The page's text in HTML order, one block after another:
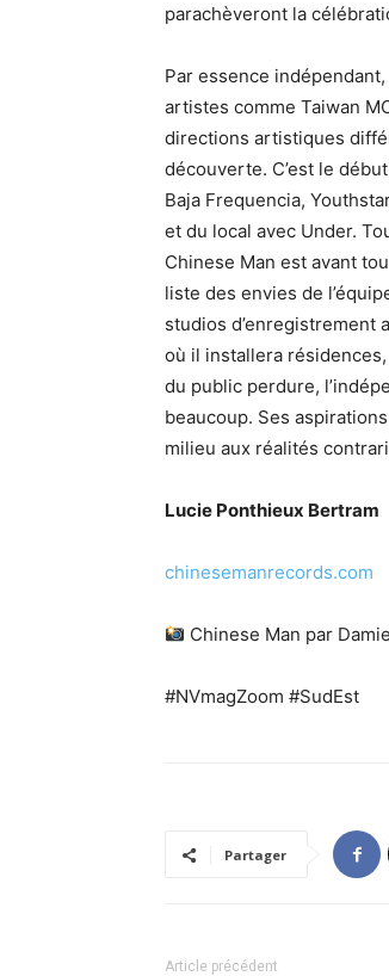
parachèveront la
Par essence
artistes comme Taiwan
directions artistiques
découverte. C’est le
Baja Frequencia,
et du local avec Under.
Chinese Man est avant
liste des envies de
studios d’enregistrement
où il installera
du public perdure,
beaucoup. Ses
milieu aux réalités
Lucie Ponthieux Bertram
chinesemanrecords.com
Chinese Man par
#NVmagZoom #SudEst
Partager
Article précédent